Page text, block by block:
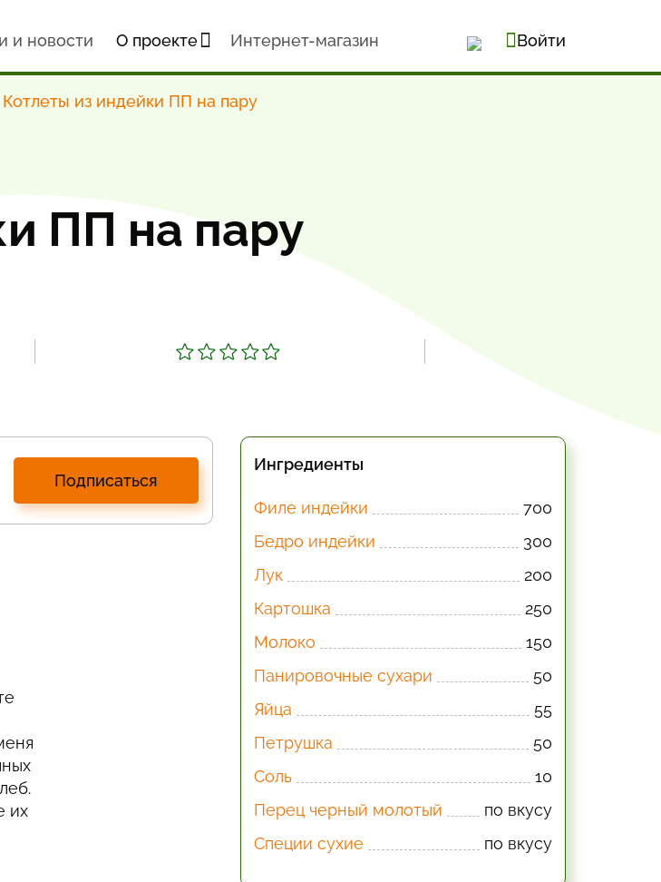
и новости О проекте Интернет-магазин Войти
Котлеты из индейки ПП на пару
ПП на пару
Подписаться
их
Ингредиенты
Филе индейки
700
Бедро индейки
300
Лук
200
Картошка
250
Молоко
150
Панировочные сухари
50
Яйца
55
Петрушка
50
Соль
10
Перец черный молотый
по вкусу
Специи сухие
по вкусу